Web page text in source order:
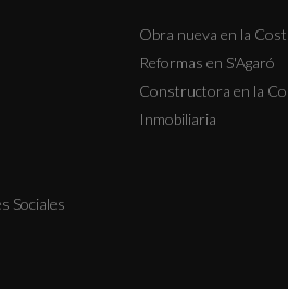
Sociales
Obra nueva en la
Reformas en S'Agaró
Constructora en la
Inmobiliaria